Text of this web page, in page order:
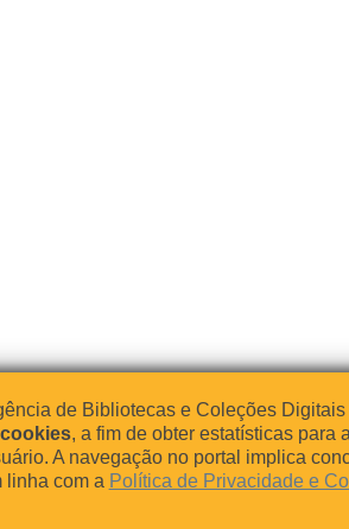
de Bibliotecas e Coleções
cookies, a fim de obter estatísticas para
A navegação no portal implica
linha com a Política de Privacidade e